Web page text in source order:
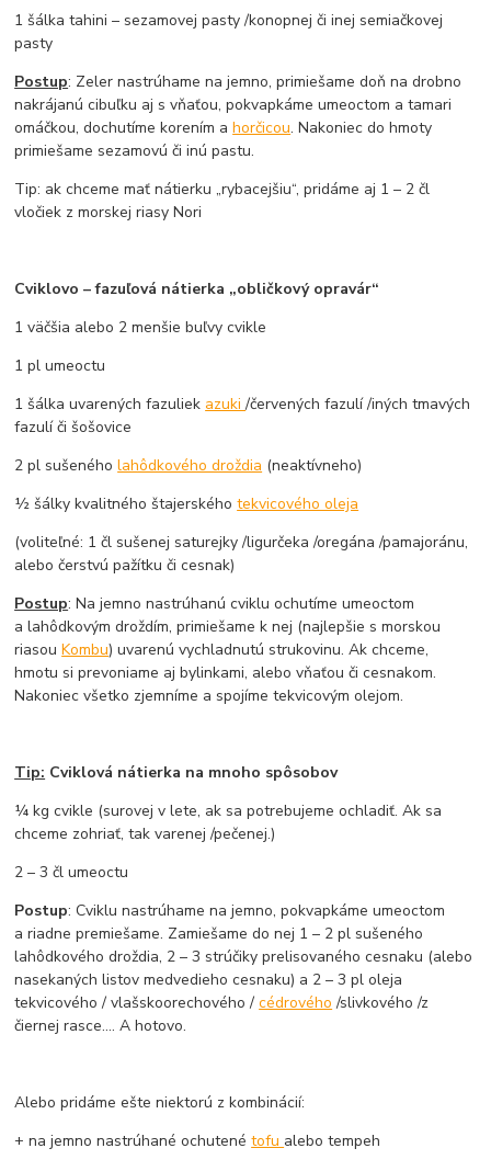
1 šálka tahini – sezamovej pasty /konopnej či inej semiačkovej
pasty
Postup: Zeler nastrúhame na jemno, primiešame doň na drobno
nakrájanú cibuľku aj s vňaťou, pokvapkáme umeoctom a tamari
omáčkou, dochutíme korením ahorčicou. Nakoniec do hmoty
primiešame sezamovú či inú pastu.
Tip: ak chceme mať nátierku „rybacejšiu“, pridáme aj 1 – 2 čl
vločiek z morskej riasy Nori
Cviklovo – fazuľová nátierka „obličkový opravár“
1 väčšia alebo 2 menšie buľvy cvikle
1 pl umeoctu
1 šálka uvarených fazuliek azuki/červených fazulí /iných tmavých
fazulí či šošovice
2 pl sušenéholahôdkového droždia (neaktívneho)
½ šálky kvalitného štajerskéhotekvicového oleja
(voliteľné: 1 čl sušenej saturejky /ligurčeka /oregána /pamajoránu,
alebo čerstvú pažítku či cesnak)
Postup: Na jemno nastrúhanú cviklu ochutíme umeoctom
a lahôdkovým droždím, primiešame k nej (najlepšie s morskou
riasouKombu) uvarenú vychladnutú strukovinu. Ak chceme,
hmotu si prevoniame aj bylinkami, alebo vňaťou či cesnakom.
Nakoniec všetko zjemníme a spojíme tekvicovým olejom.
Tip: Cviklová nátierka na mnoho spôsobov
¼ kg cvikle (surovej v lete, ak sa potrebujeme ochladiť. Ak sa
chceme zohriať, tak varenej /pečenej.)
2 – 3 čl umeoctu
Postup: Cviklu nastrúhame na jemno, pokvapkáme umeoctom
a riadne premiešame. Zamiešame do nej 1 – 2 pl sušeného
lahôdkového droždia, 2 – 3 strúčiky prelisovaného cesnaku (alebo
nasekaných listov medvedieho cesnaku) a 2 – 3 pl oleja
tekvicového / vlašskoorechového /cédrového /slivkového /z
čiernej rasce.... A hotovo.
Alebo pridáme ešte niektorú z kombinácií:
+ na jemno nastrúhané ochutenétofu alebo tempeh